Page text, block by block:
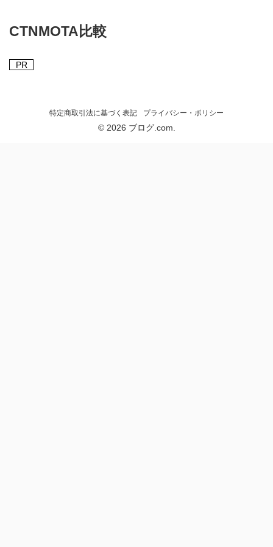
CTNMOTA比較
PR
特定商取引法に基づく表記 プライバシー・ポリシー
© 2026 ブログ.com.